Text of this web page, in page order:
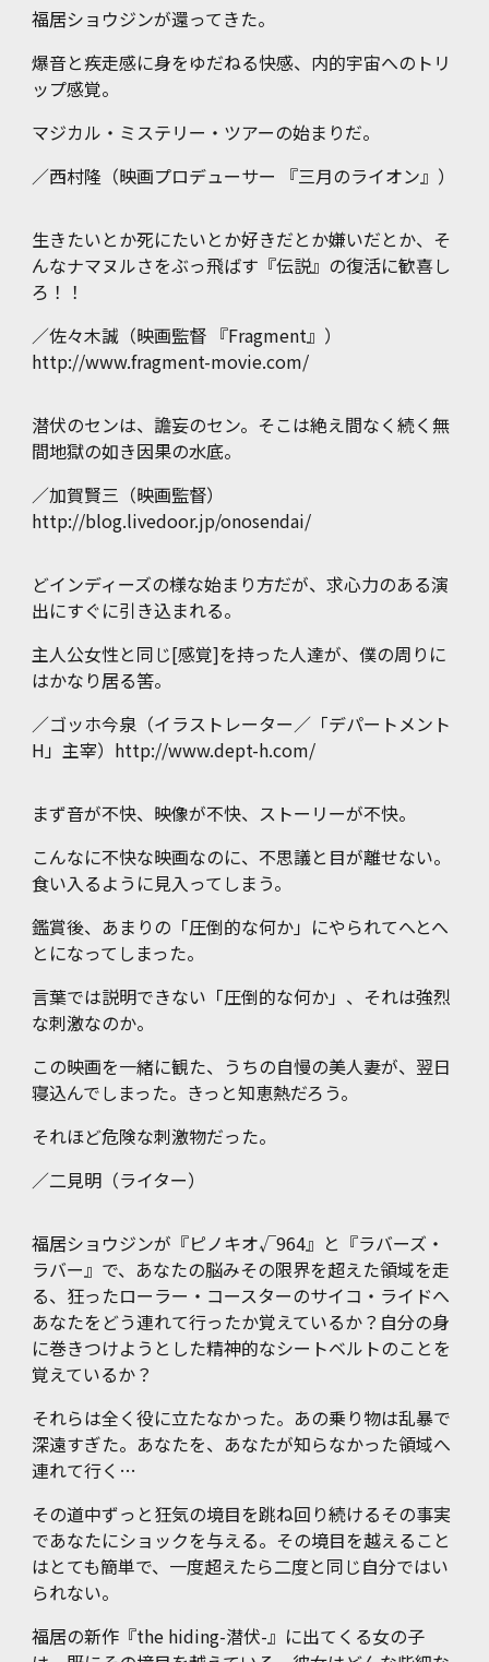
福居ショウジンが還ってきた。
爆音と疾走感に身をゆだねる快感、内的宇宙へのトリ
ップ感覚。
マジカル・ミステリー・ツアーの始まりだ。
／西村隆（映画プロデューサー 『三月のライオン』）
生きたいとか死にたいとか好きだとか嫌いだとか、そ
んなナマヌルさをぶっ飛ばす『伝説』の復活に歓喜し
ろ！！
／佐々木誠（映画監督 『Fragment』）
http://www.fragment-movie.com/
潜伏のセンは、譫妄のセン。そこは絶え間なく続く無
間地獄の如き因果の水底。
／加賀賢三（映画監督）
http://blog.livedoor.jp/onosendai/
どインディーズの様な始まり方だが、求心力のある演
出にすぐに引き込まれる。
主人公女性と同じ[感覚]を持った人達が、僕の周りに
はかなり居る筈。
／ゴッホ今泉（イラストレーター／「デパートメント
H」主宰）http://www.dept-h.com/
まず音が不快、映像が不快、ストーリーが不快。
こんなに不快な映画なのに、不思議と目が離せない。
食い入るように見入ってしまう。
鑑賞後、あまりの「圧倒的な何か」にやられてへとへ
とになってしまった。
言葉では説明できない「圧倒的な何か」、それは強烈
な刺激なのか。
この映画を一緒に観た、うちの自慢の美人妻が、翌日
寝込んでしまった。きっと知恵熱だろう。
それほど危険な刺激物だった。
／二見明（ライター）
福居ショウジンが『ピノキオ√964』と『ラバーズ・
ラバー』で、あなたの脳みその限界を超えた領域を走
る、狂ったローラー・コースターのサイコ・ライドへ
あなたをどう連れて行ったか覚えているか？自分の身
に巻きつけようとした精神的なシートベルトのことを
覚えているか？
それらは全く役に立たなかった。あの乗り物は乱暴で
深遠すぎた。あなたを、あなたが知らなかった領域へ
連れて行く…
その道中ずっと狂気の境目を跳ね回り続けるその事実
であなたにショックを与える。その境目を越えること
はとても簡単で、一度超えたら二度と同じ自分ではい
られない。
福居の新作『the hiding-潜伏-』に出てくる女の子